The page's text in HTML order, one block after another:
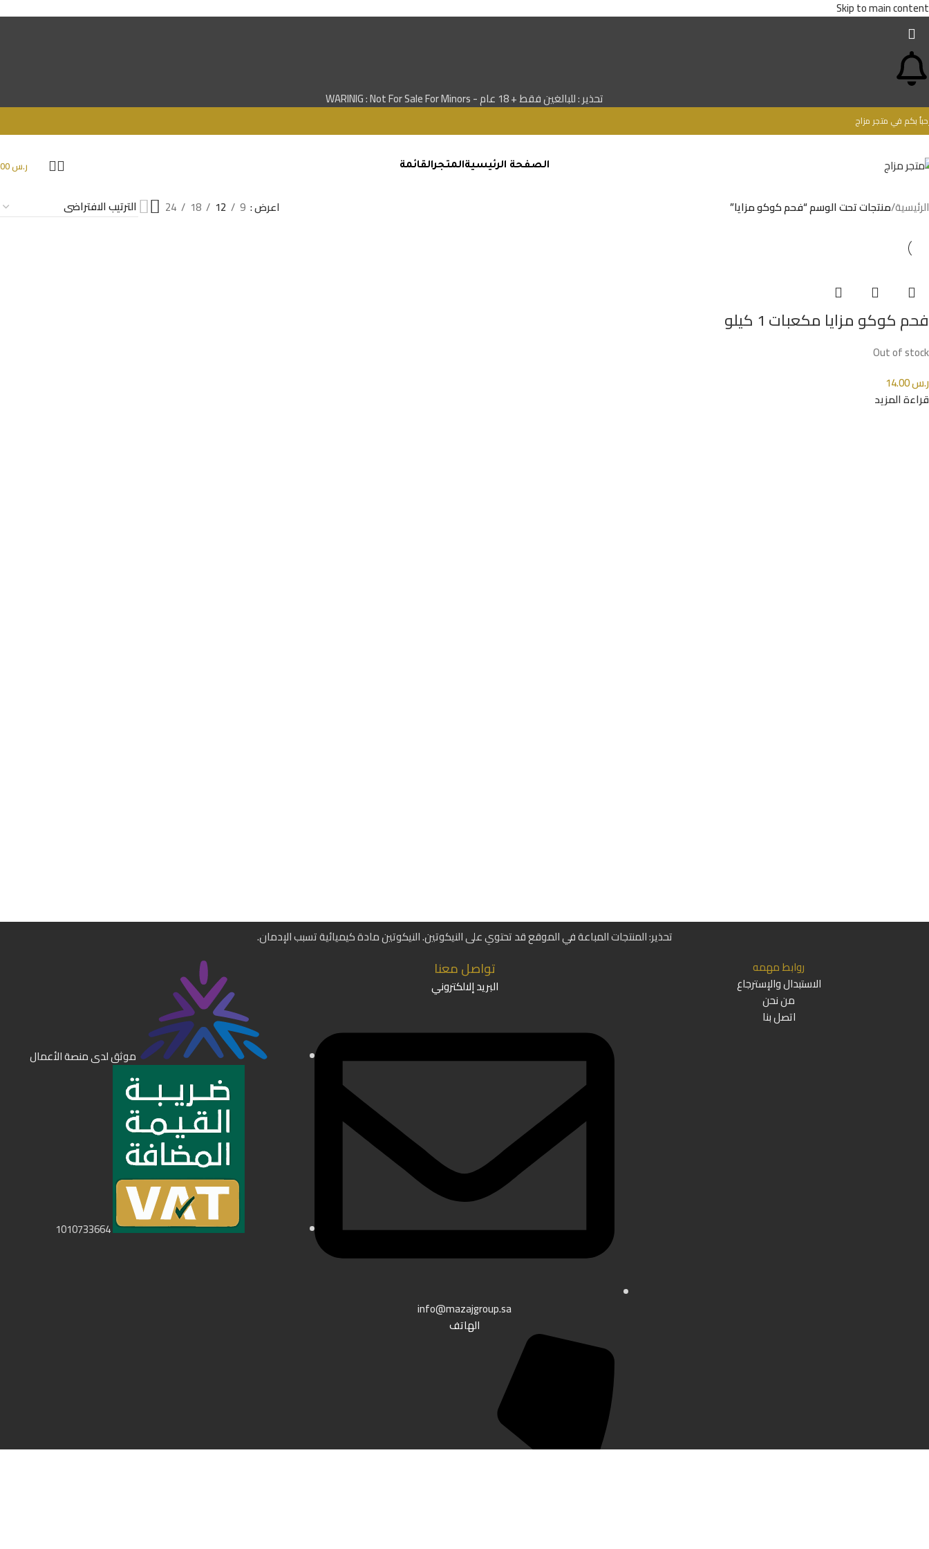
Skip to main content
تحذير : للبالغين فقط + 18 عام - WARINIG : Not For Sale For Minors
بكم في متجر مزاج
الصفحة الرئيسيةالمتجرالقائمة ر.س
الرئيسية/منتجات تحت الوسم “فحم كوكو مزايا” اعرض 9
12
18
24
فحم كوكو مزايا مكعبات 1 كيلو
Out of stock
ر.س
قراءة المزيد
تحذير: المنتجات المباعة في الموقع قد تحتوي على النيكوتين. النيكوتين مادة كيميائية تسبب الإدمان.
روابط مهمه
الاستبدال والإسترجاع
من نحن
اتصل بنا
تواصل معنا
البريد إلالكتروني
info@mazajgroup.sa
الهاتف
موثق لدى منصة الأعمال
1010733664